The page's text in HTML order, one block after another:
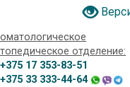
отделение:
17 353-83-51
33 333-44-64